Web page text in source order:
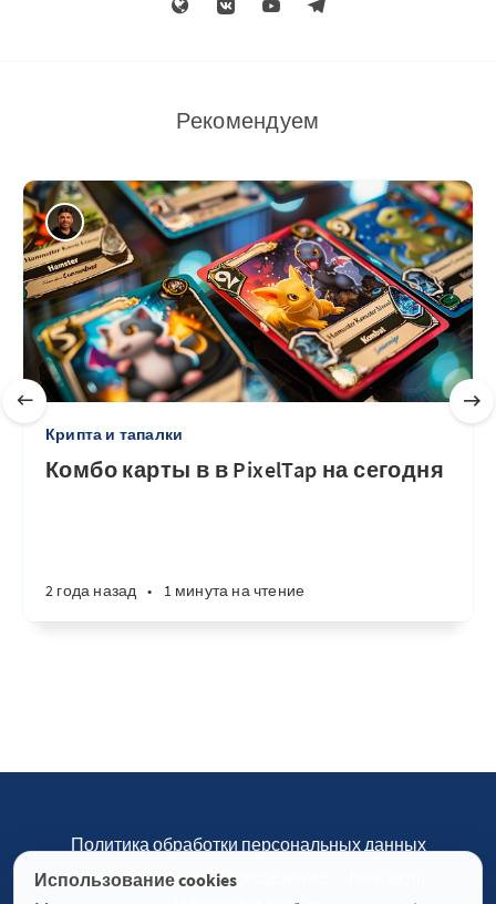
Рекомендуем
Крипта и тапалки
Комбо карты в в PixelTap на сегодня
2 года назад • 1 минута на чтение
Использование cookies
Политика обработки персональных данных
Пользовательское соглашение